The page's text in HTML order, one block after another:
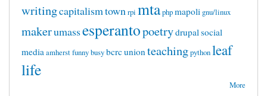
writingcapitalismtownrpi mtaphpmapoli gnu/linux
makerumassesperantopoetrydrupalsocial
mediaamherstfunnybusybcrc unionteachingpythonleaf
life
More